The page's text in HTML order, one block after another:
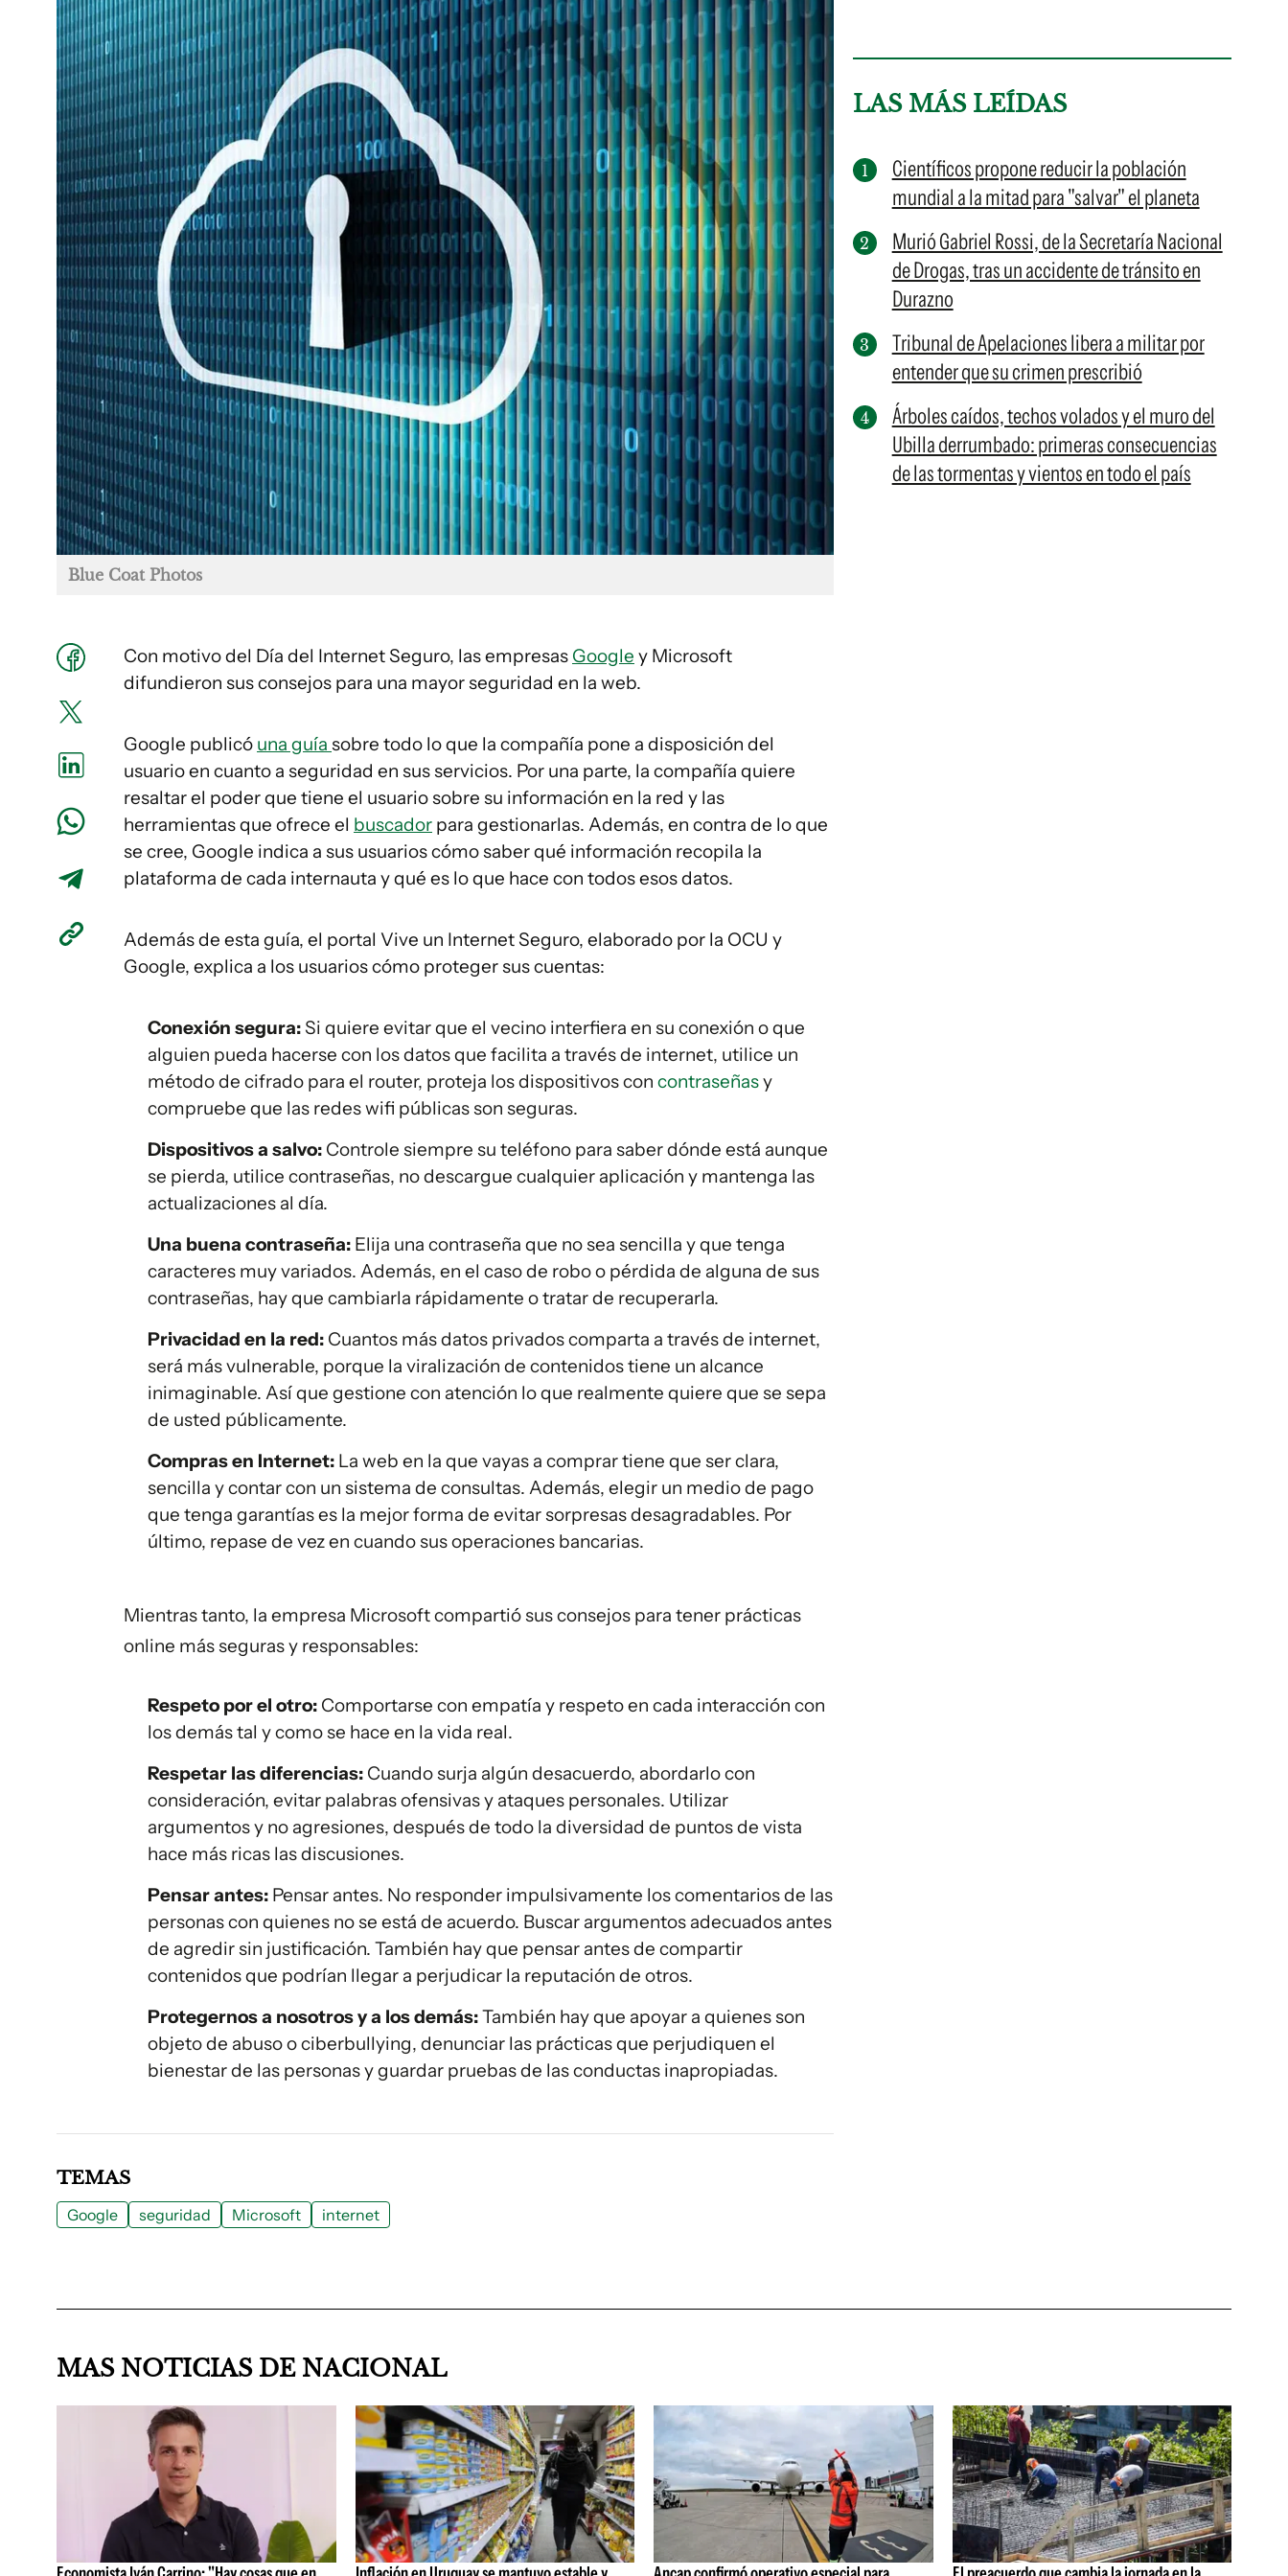
Blue Coat Photos
Con motivo del Día del Internet Seguro, las empresas Google y Microsoft
difundieron sus consejos para una mayor seguridad en la web.
Google publicó una guía sobre todo lo que la compañía pone a disposición del
usuario en cuanto a seguridad en sus servicios. Por una parte, la compañía quiere
resaltar el poder que tiene el usuario sobre su información en la red y las
herramientas que ofrece el buscador para gestionarlas. Además, en contra de lo que
se cree, Google indica a sus usuarios cómo saber qué información recopila la
plataforma de cada internauta y qué es lo que hace con todos esos datos.
Además de esta guía, el portal Vive un Internet Seguro, elaborado por la OCU y
Google, explica a los usuarios cómo proteger sus cuentas:
Conexión segura: Si quiere evitar que el vecino interfiera en su conexión o que
alguien pueda hacerse con los datos que facilita a través de internet, utilice un
método de cifrado para el router, proteja los dispositivos con contraseñasy
compruebe que las redes wifi públicas son seguras.
Dispositivos a salvo: Controle siempre su teléfono para saber dónde está aunque
se pierda, utilice contraseñas, no descargue cualquier aplicación y mantenga las
actualizaciones al día.
Una buena contraseña: Elija una contraseña que no sea sencilla y que tenga
caracteres muy variados. Además, en el caso de robo o pérdida de alguna de sus
contraseñas, hay que cambiarla rápidamente o tratar de recuperarla.
Privacidad en la red: Cuantos más datos privados comparta a través de internet,
será más vulnerable, porque la viralización de contenidos tiene un alcance
inimaginable. Así que gestione con atención lo que realmente quiere que se sepa
de usted públicamente.
Compras en Internet: La web en la que vayas a comprar tiene que ser clara,
sencilla y contar con un sistema de consultas. Además, elegir un medio de pago
que tenga garantías es la mejor forma de evitar sorpresas desagradables. Por
último, repase de vez en cuando sus operaciones bancarias.
Mientras tanto, la empresa Microsoft compartió sus consejos para tener prácticas
online más seguras y responsables:
Respeto por el otro: Comportarse con empatía y respeto en cada interacción con
los demás tal y como se hace en la vida real.
Respetar las diferencias: Cuando surja algún desacuerdo, abordarlo con
consideración, evitar palabras ofensivas y ataques personales. Utilizar
argumentos y no agresiones, después de todo la diversidad de puntos de vista
hace más ricas las discusiones.
Pensar antes: Pensar antes. No responder impulsivamente los comentarios de las
personas con quienes no se está de acuerdo. Buscar argumentos adecuados antes
de agredir sin justificación. También hay que pensar antes de compartir
contenidos que podrían llegar a perjudicar la reputación de otros.
Protegernos a nosotros y a los demás:También hay que apoyar a quienes son
objeto de abuso o ciberbullying, denunciar las prácticas que perjudiquen el
bienestar de las personas y guardar pruebas de las conductas inapropiadas.
LAS MÁS LEÍDAS
Científicos propone reducir la población
mundial a la mitad para "salvar" el planeta
Murió Gabriel Rossi, de la Secretaría Nacional
de Drogas, tras un accidente de tránsito en
Durazno
Tribunal de Apelaciones libera a militar por
entender que su crimen prescribió
Árboles caídos, techos volados y el muro del
Ubilla derrumbado: primeras consecuencias
de las tormentas y vientos en todo el país
TEMAS
Google seguridad Microsoft internet
MAS NOTICIAS DE NACIONAL